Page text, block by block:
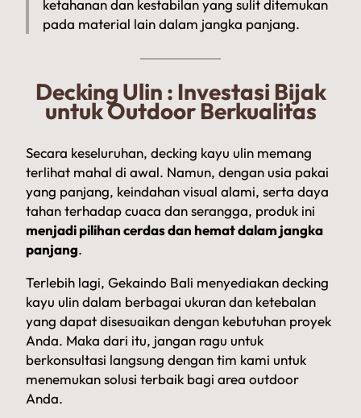
ketahanan dan kestabilan yang sulit ditemukan
pada material lain dalam jangka panjang.
Decking Ulin : Investasi Bijak
untuk Outdoor Berkualitas
Secara keseluruhan, decking kayu ulin memang
terlihat mahal di awal. Namun, dengan usia pakai
yang panjang, keindahan visual alami, serta daya
tahan terhadap cuaca dan serangga, produk ini
menjadi pilihan cerdas dan hemat dalam jangka
panjang.
Terlebih lagi, Gekaindo Bali menyediakan decking
kayu ulin dalam berbagai ukuran dan ketebalan
yang dapat disesuaikan dengan kebutuhan proyek
Anda. Maka dari itu, jangan ragu untuk
berkonsultasi langsung dengan tim kami untuk
menemukan solusi terbaik bagi area outdoor
Anda.